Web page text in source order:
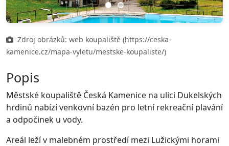
Zdroj obrázků: web koupaliště (https://ceska-
kamenice.cz/mapa-vyletu/mestske-koupaliste/)
Popis
Městské koupaliště Česká Kamenice na ulici Dukelských
hrdinů nabízí venkovní bazén pro letní rekreační plavání
a odpočinek u vody.
Areál leží v malebném prostředí mezi Lužickými horami